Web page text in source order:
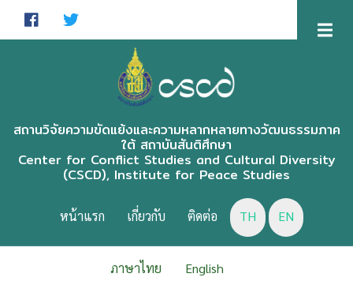
สถานวิจัยความขัดแย้งและความหลากหลายทางวัฒนธรรมภาค
ใต้ สถาบันสันติศึกษา
Center for Conflict Studies and Cultural Diversity
(CSCD), Institute for Peace Studies
หน้าแรก เกี่ยวกับ ติดต่อ TH EN
ภาษาไทย English